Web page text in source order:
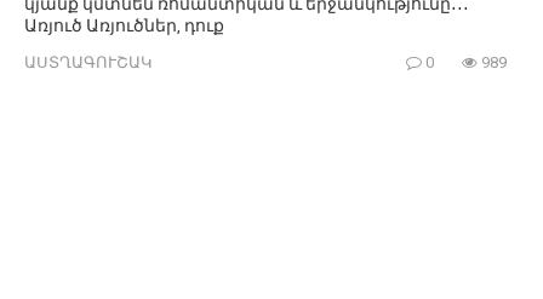
Առյուծ Առյուծներ, դուք
ԱՍՏՂԱԳՈՒՇԱԿ 0 989